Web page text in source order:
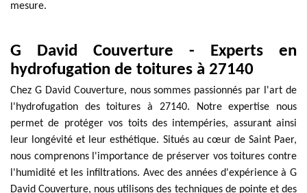
mesure.
G David Couverture - Experts en
hydrofugation de toitures à 27140
Chez G David Couverture, nous sommes passionnés par l'art de
l'hydrofugation des toitures à 27140. Notre expertise nous
permet de protéger vos toits des intempéries, assurant ainsi
leur longévité et leur esthétique. Situés au cœur de Saint Paer,
nous comprenons l'importance de préserver vos toitures contre
l'humidité et les infiltrations. Avec des années d'expérience à G
David Couverture, nous utilisons des techniques de pointe et des